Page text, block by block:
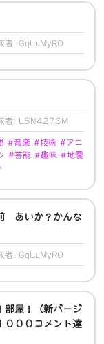
: GqLuMyRO
: L5N4276M
#音楽 #技術 #アニ
#芸能 #趣味 #地震
あいか？かんな
: GqLuMyRO
部屋！（新バージ
０００コメント達